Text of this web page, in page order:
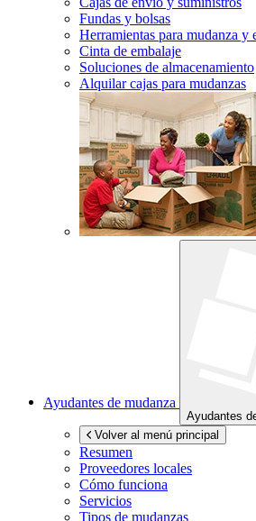
Fundas y bolsas
Herramientas para mudanza y
Cinta de embalaje
Soluciones de almacenamiento
Alquilar cajas para mudanzas
Ayudantes de mudanza
Ayudantes
Volver al menú principal
Resumen
Proveedores locales
Cómo funciona
Servicios
Tipos de mudanzas